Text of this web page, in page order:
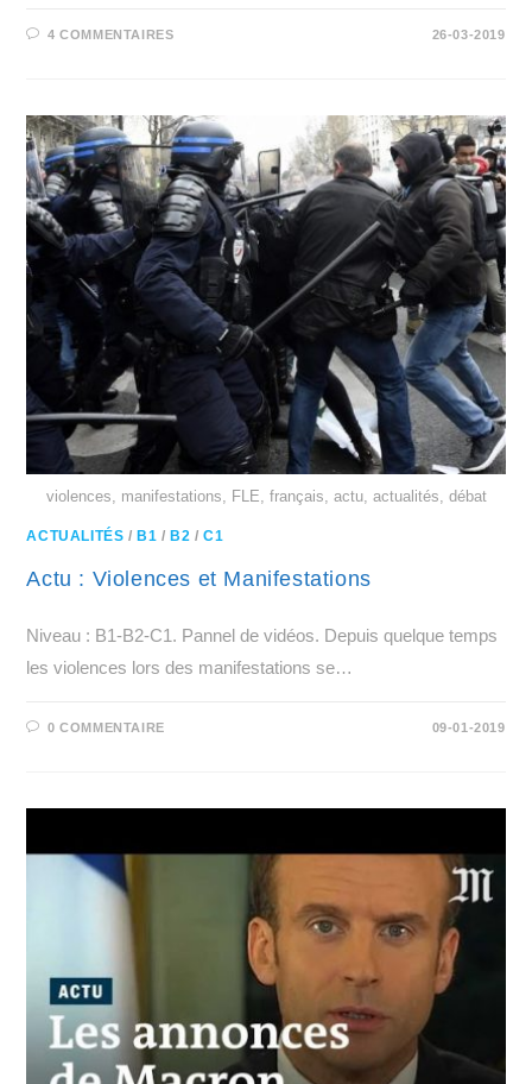
4 COMMENTAIRES 26-03-2019
violences, manifestations, FLE, français, actu, actualités, débat
ACTUALITÉS /B1 /B2 /C1
Actu : Violences et Manifestations
Niveau : B1-B2-C1. Pannel de vidéos. Depuis quelque temps
les violences lors des manifestations se…
0 COMMENTAIRE 09-01-2019